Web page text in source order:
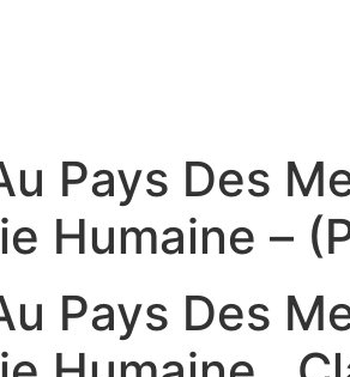
Pays Des
Humaine –
Pays Des